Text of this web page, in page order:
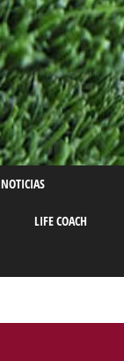
NOTICIAS
LIFE COACH